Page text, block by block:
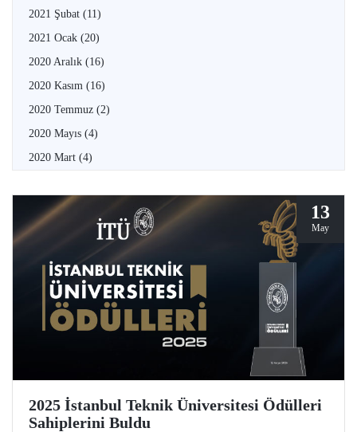
2021 Şubat (11)
2021 Ocak (20)
2020 Aralık (16)
2020 Kasım (16)
2020 Temmuz (2)
2020 Mayıs (4)
2020 Mart (4)
13
May
2025 İstanbul Teknik Üniversitesi Ödülleri
Sahiplerini Buldu